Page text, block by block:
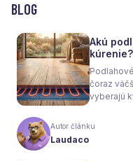
BLOG
Akú
sa
čoraz
vyberajú
Autor článku
Laudaco